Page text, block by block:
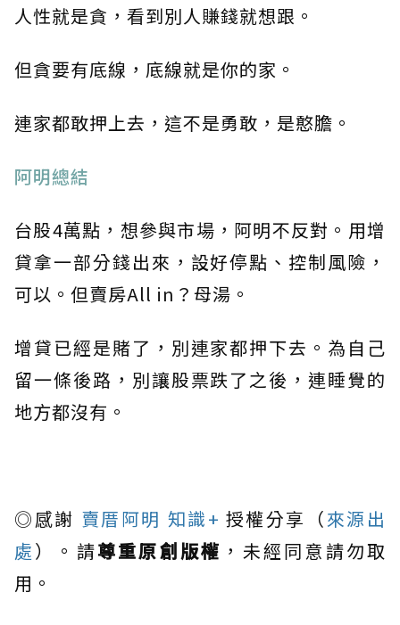
人性就是貪，看到別人賺錢就想跟。
但貪要有底線，底線就是你的家。
連家都敢押上去，這不是勇敢，是憨膽。
阿明總結
台股4萬點，想參與市場，阿明不反對。用增
貸拿一部分錢出來，設好停點、控制風險，
可以。但賣房All in？母湯。
增貸已經是賭了，別連家都押下去。為自己
留一條後路，別讓股票跌了之後，連睡覺的
地方都沒有。
◎感謝 賣厝阿明 知識+ 授權分享（來源出
處）。請尊重原創版權 ，未經同意請勿取
用。